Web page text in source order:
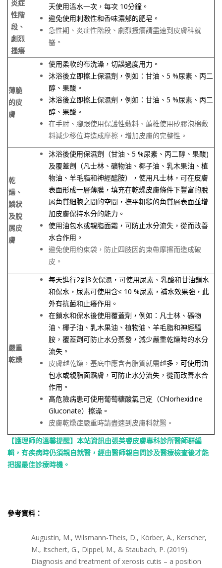
炎症
性階
段、
劇烈
搔癢
天使用溫水一次，每次 10分鐘。
避免使用刺激性和香味濃郁的肥皂。
急性期、炎症性階段、劇烈搔癢請盡速到皮膚科就
醫。
薄脆
的皮
膚
使用柔軟的布洗澡，切誤過度用力。
沐浴後立即擦上保濕劑，例如：甘油、 5 %尿素、丙二
醇、果酸。
沐浴後立即擦上保濕劑，例如：甘油、 5 %尿素、丙二
醇、果酸。
在手肘、腳跟使用保護性敷料、薦椎使用矽膠泡棉敷
料減少移位時造成摩擦，增加皮膚的完整性。
乾
燥、
鱗狀
及脫
屑皮
膚
沐浴後使用保濕劑（甘油、 5 %尿素、丙二醇、果酸)
及覆蓋劑（凡士林、礦物油、椰子油、乳木果油、植
物油、羊毛脂和神經醯胺），使用凡士林，可在皮膚
表面形成一層薄膜，填充在乾燥皮膚條件下豐富的脫
屑角質細胞之間的空間，撫平粗糙的角質層表面並增
加皮膚保持水分的能力。
使用油包水或親脂面霜，可防止水分流失，從而改善
水合作用。
避免使用約束袋，防止四肢因約束帶摩擦而造成破
皮。
嚴重
乾燥
每天進行2到3次保濕，可使用尿素、乳酸和甘油鎖水
和保水，尿素可使用含≤ 10 %尿素，補水效果強，此
外有抗菌和止癢作用。
在鎖水和保水後使用覆蓋劑，例如：凡士林、礦物
油、椰子油、乳木果油、植物油、羊毛脂和神經醯
胺，覆蓋劑可防止水分蒸發，減少嚴重乾燥時的水分
流失。
皮膚越乾燥，基底中應含有脂質就需越多，可使用油
包水或親脂面霜膚，可防止水分流失，從而改善水合
作用。
高危險病患可使用葡萄糖酸氯己定（Chlorhexidine
Gluconate）擦澡。
皮膚乾燥症嚴重時請盡速到皮膚科就醫。
【護理師的溫馨提醒】本站資訊由張英睿皮膚專科診所醫師群編
輯，有疾病時仍須親自就醫，經由醫師親自問診及醫療檢查後才能
把握最佳診療時機。
參考資料：
Augustin, M., Wilsmann-Theis, D., Körber, A., Kerscher,
M., Itschert, G., Dippel, M., & Staubach, P. (2019).
Diagnosis and treatment of xerosis cutis – a position